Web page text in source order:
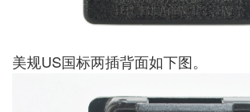
美规US国标两插背面如下图。